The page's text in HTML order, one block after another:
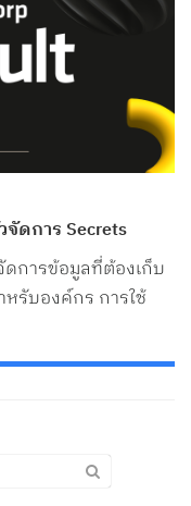
จัดการ Secrets
ดการข้อมูลที่ต้องเก็บ
หรับองค์กร การใช้